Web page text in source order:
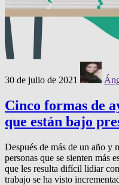
30 de julio de 2021
Cinco formas de
que están bajo
Después de más de un año
personas que se sienten más
que les resulta difícil lidiar
trabajo se ha visto